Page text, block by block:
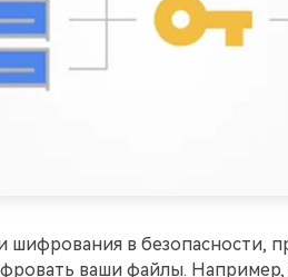
шифрования в безопасности,
ваши файлы. Например,